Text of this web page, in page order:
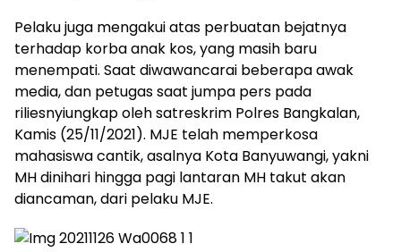
Pelaku juga mengakui atas perbuatan bejatnya
terhadap korba anak kos, yang masih baru
menempati. Saat diwawancarai beberapa awak
media, dan petugas saat jumpa pers pada
riliesnyiungkap oleh satreskrim Polres Bangkalan,
Kamis (25/11/2021). MJE telah memperkosa
mahasiswa cantik, asalnya Kota Banyuwangi, yakni
MH dinihari hingga pagi lantaran MH takut akan
diancaman, dari pelaku MJE.